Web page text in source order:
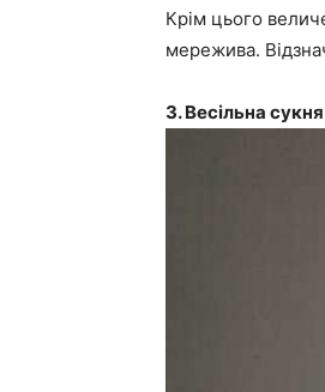
Крім цього
мережива.
3. Весільна